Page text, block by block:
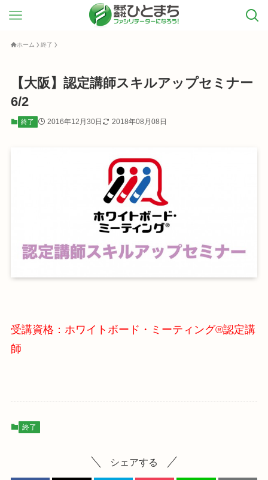
ホーム 終了
【大阪】認定講師スキルアップセミナー
6/2
終了 2016年12月30日 2018年08月08日
受講資格：ホワイトボード・ミーティング®認定講
師
終了
シェアする